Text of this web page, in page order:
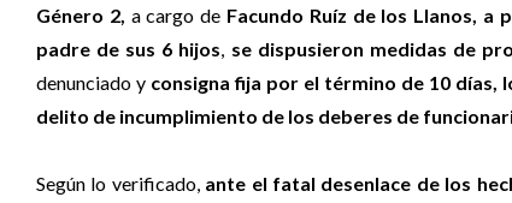
Género 2, a cargo de Facundo Ruíz de los Llanos, a
padre de sus 6 hijos se dispusieron medidas de
denunciado y consigna fija por el término de 10 días,
delito de incumplimiento de los deberes de
Según lo verificado, ante el fatal desenlace de los